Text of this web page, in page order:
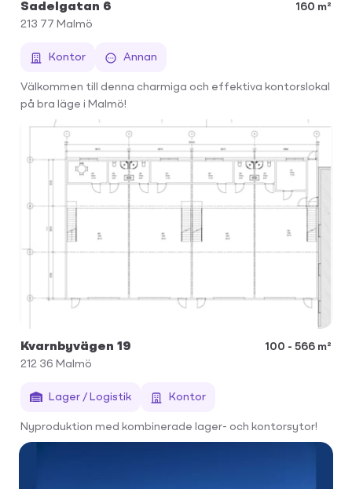
Sadelgatan 6
160 m²
213 77 Malmö
Kontor Annan
Välkommen till denna charmiga och effektiva kontorslokal
på bra läge i Malmö!
Kvarnbyvägen 19
100 - 566 m²
212 36 Malmö
Lager / Logistik Kontor
Nyproduktion med kombinerade lager- och kontorsytor!